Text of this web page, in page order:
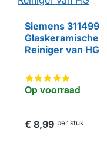
Op voorraad
Siemens 311499
Glaskeramische
Reiniger van HG
€ 8,99 per stuk